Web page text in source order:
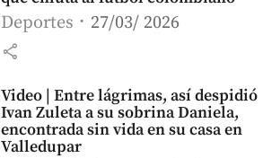
Deportes 27/03/ 2026
share
Video | Entre lágrimas, así despidió
Ivan Zuleta a su sobrina Daniela,
encontrada sin vida en su casa en
Valledupar